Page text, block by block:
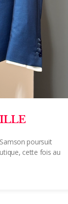
poursuit
cette fois au